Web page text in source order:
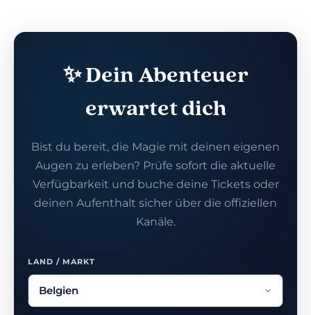
✨ Dein Abenteuer
erwartet dich
Bist du bereit, die Magie mit deinen eigenen
Augen zu erleben? Prüfe sofort die aktuelle
Verfügbarkeit und buche deine Tickets oder
deinen Aufenthalt sicher über die offiziellen
Kanäle.
LAND / MARKT